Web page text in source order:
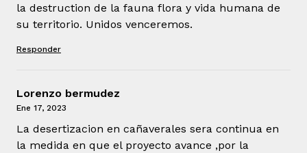
la destruction de la fauna flora y vida humana de
su territorio. Unidos venceremos.
Responder
Lorenzo bermudez
Ene 17, 2023
La desertizacion en cañaverales sera continua en
la medida en que el proyecto avance ,por la